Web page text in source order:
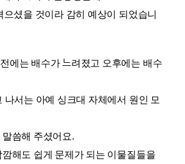
으셨을 것이라 감히 예상이 되었습니
에는 배수가 느려졌고 오후에는 배수
나서는 아예 싱크대 자체에서 원인 모
씀해 주셨어요.
해도 쉽게 문제가 되는 이물질들을